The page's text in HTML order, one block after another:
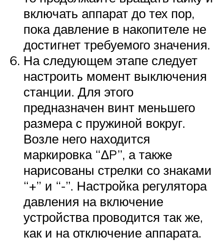
включать аппарат до тех пор,
пока давление в накопителе не
достигнет требуемого значения.
На следующем этапе следует
настроить момент выключения
станции. Для этого
предназначен винт меньшего
размера с пружиной вокруг.
Возле него находится
маркировка “ΔP”, а также
нарисованы стрелки со знаками
“+” и “-”. Настройка регулятора
давления на включение
устройства проводится так же,
как и на отключение аппарата.